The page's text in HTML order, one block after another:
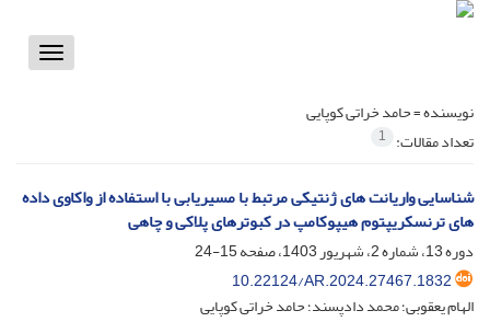
Toggle
نویسنده =حامد خراتی کوپایی
تعداد مقالات: 1
شناسایی واریانت های ژنتیکی مرتبط با مسیریابی با استفاده از واکاوی داده
های ترنسکریپتوم هیپوکامپ در کبوترهای پلاکی و چاهی
دوره 13، شماره 2، شهریور 1403، صفحه
15-24
10.22124/AR.2024.27467.1832
الهام یعقوبی؛ محمد دادپسند؛ حامد خراتی کوپایی